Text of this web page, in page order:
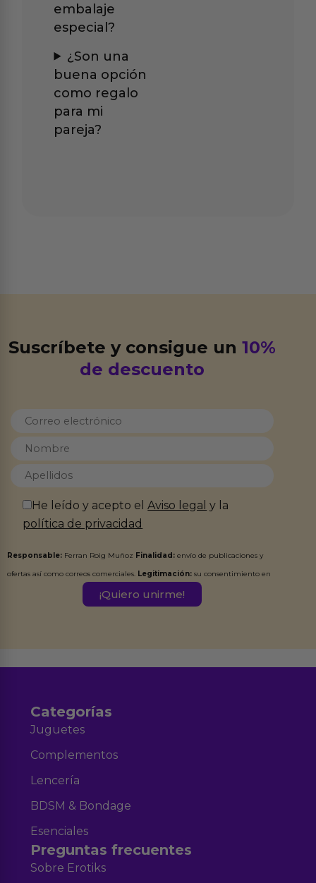
embalaje
especial?
¿Son una
buena opción
como regalo
para mi
pareja?
Suscríbete y consigue un10%
de descuento
He leído y acepto elAviso legal y la
política de privacidad
Responsable: Ferran Roig Muñoz Finalidad: envío de publicaciones y
ofertas así como correos comerciales. Legitimación: su consentimiento en
Destinatarios:Ferran Roig Muñoz. Podrás ejercer tus
Categorías
Juguetes
Complementos
Lencería
BDSM & Bondage
Esenciales
Preguntas frecuentes
Sobre Erotiks